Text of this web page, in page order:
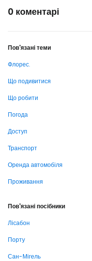
0 коментарі
Пов'язані теми
Флорес.
Що подивитися
Що робити
Погода
Доступ
Транспорт
Оренда автомобіля
Проживання
Пов'язані посібники
Лісабон
Порту
Сан-Мігель